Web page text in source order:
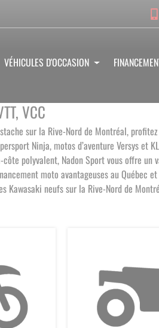
VÉHICULES D'OCCASION
VCC
sur la Rive-Nord de Montréal,
Ninja, motos d’aventure Versys et
polyvalent, Nadon Sport vous offre
moto avantageuses au
Kawasaki neufs sur la Rive-Nord de